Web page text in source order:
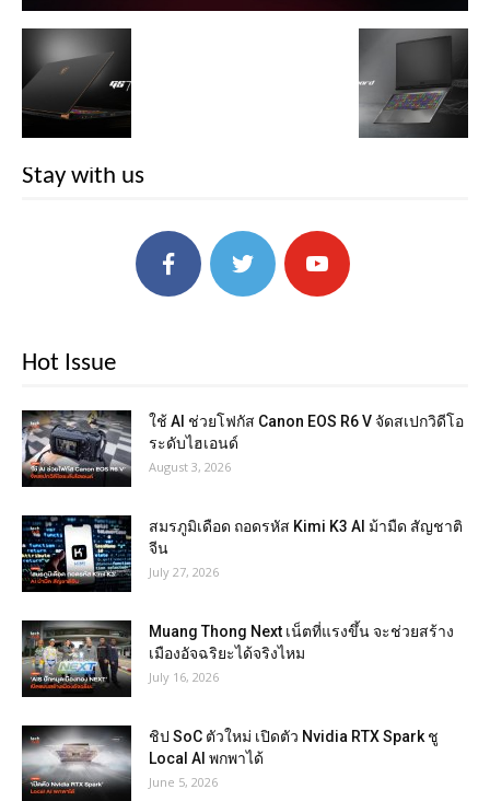
Stay with us
Hot Issue
ใช้ AI ช่วยโฟกัส Canon EOS R6 V จัดสเปกวิดีโอ
ระดับไฮเอนด์
August 3, 2026
สมรภูมิเดือด ถอดรหัส Kimi K3 AI ม้ามืด สัญชาติ
จีน
July 27, 2026
Muang Thong Next เน็ตที่แรงขึ้น จะช่วยสร้าง
เมืองอัจฉริยะได้จริงไหม
July 16, 2026
ชิป SoC ตัวใหม่ เปิดตัว Nvidia RTX Spark ชู
Local AI พกพาได้
June 5, 2026